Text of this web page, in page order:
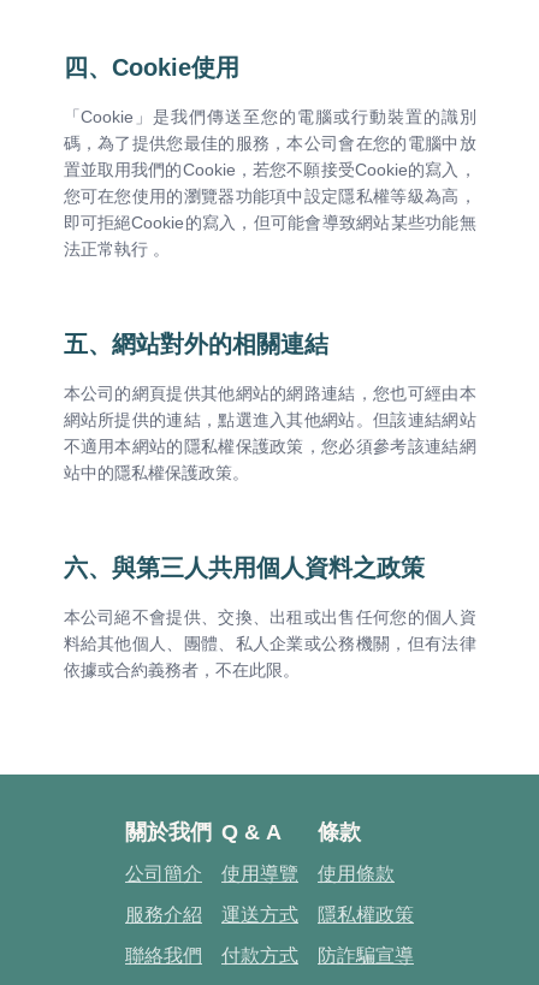
四、Cookie使用
「Cookie」是我們傳送至您的電腦或行動裝置的識別
碼，為了提供您最佳的服務，本公司會在您的電腦中放
置並取用我們的Cookie，若您不願接受Cookie的寫入，
您可在您使用的瀏覽器功能項中設定隱私權等級為高，
即可拒絕Cookie的寫入，但可能會導致網站某些功能無
法正常執行 。
五、網站對外的相關連結
本公司的網頁提供其他網站的網路連結，您也可經由本
網站所提供的連結，點選進入其他網站。但該連結網站
不適用本網站的隱私權保護政策，您必須參考該連結網
站中的隱私權保護政策。
六、與第三人共用個人資料之政策
本公司絕不會提供、交換、出租或出售任何您的個人資
料給其他個人、團體、私人企業或公務機關，但有法律
依據或合約義務者，不在此限。
關於我們
公司簡介
服務介紹
聯絡我們
Q & A
使用導覽
運送方式
付款方式
條款
使用條款
隱私權政策
防詐騙宣導